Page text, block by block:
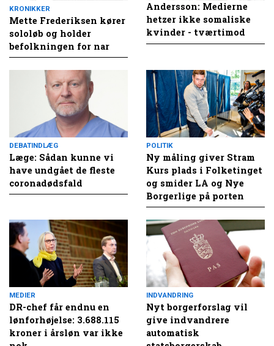
KRONIKKER
Mette Frederiksen kører
sololøb og holder
befolkningen for nar
Andersson: Medierne
hetzer ikke somaliske
kvinder - tværtimod
DEBATINDLÆG
Læge: Sådan kunne vi
have undgået de fleste
coronadødsfald
POLITIK
Ny måling giver Stram
Kurs plads i Folketinget
og smider LA og Nye
Borgerlige på porten
MEDIER
DR-chef får endnu en
lønforhøjelse: 3.688.115
kroner i årsløn var ikke
INDVANDRING
Nyt borgerforslag vil
give indvandrere
automatisk